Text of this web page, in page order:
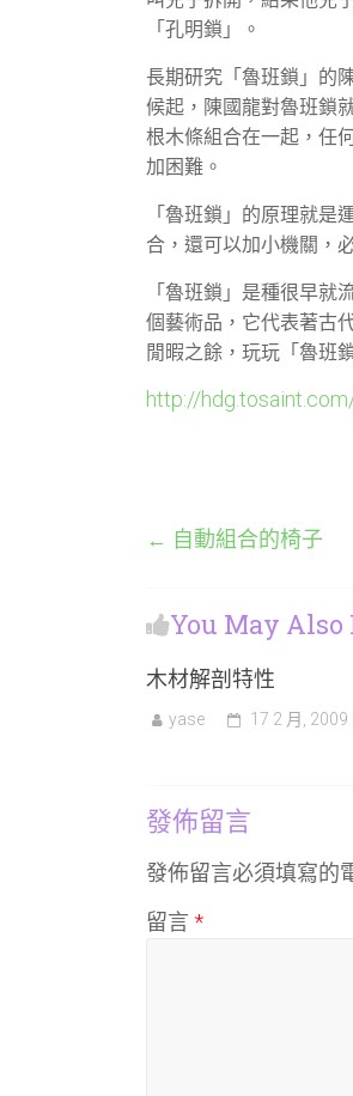
「孔明鎖」。
長期研究「魯班鎖」的
候起，陳國龍對魯班鎖
根木條組合在一起，任
加困難。
「魯班鎖」的原理就
合，還可以加小機關，
「魯班鎖」是種很早
個藝術品，它代表著古
閒暇之餘，玩玩「魯班
http://
← 自動組合的椅子
You May Also
木材解剖特性
yase 17 2 月, 2009
發佈留言
發佈留言必須填寫的
留言 *